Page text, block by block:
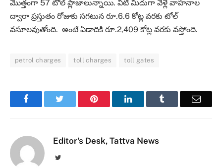
మొత్తంగా 57 టోల్‌ ప్లాజాలున్నాయి. వీటి మీదుగా వెళ్లే వాహనాల
ద్వారా ప్రస్తుతం రోజుకు సగటున రూ.6.6 కోట్ల వరకు టోల్‌
వసూలవుతోంది. అంటే ఏడాదికి రూ.2,409 కోట్ల వరకు వస్తోంది.
petrol charges toll charges toll gates
Facebook Pinterest LinkedIn Email
Editor's Desk, Tattva News
Twitter